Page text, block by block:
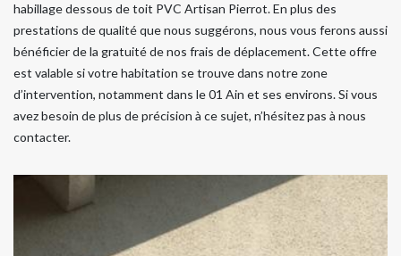
habillage dessous de toit PVC Artisan Pierrot. En plus des
prestations de qualité que nous suggérons, nous vous ferons aussi
bénéficier de la gratuité de nos frais de déplacement. Cette offre
est valable si votre habitation se trouve dans notre zone
d’intervention, notamment dans le 01 Ain et ses environs. Si vous
avez besoin de plus de précision à ce sujet, n’hésitez pas à nous
contacter.